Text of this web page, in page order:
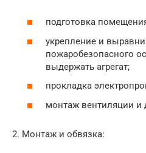
подготовка
укрепление и
пожаробезопасного
выдержать агрегат;
прокладка
монтаж вентиляции и
2. Монтаж и обвязка: